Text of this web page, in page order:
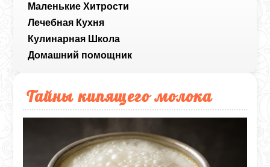
Маленькие Хитрости
Лечебная Кухня
Кулинарная Школа
Домашний помощник
Тайны кипящего молока